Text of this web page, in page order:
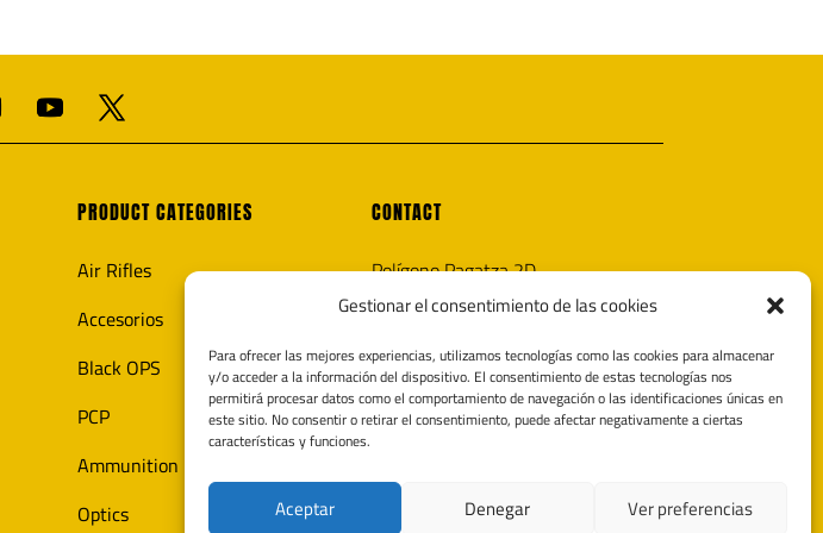
Gestionar el consentimiento de las cookies
Para ofrecer las mejores experiencias, utilizamos tecnologías como las cookies para almacenar
y/o acceder a la información del dispositivo. El consentimiento de estas tecnologías nos
permitirá procesar datos como el comportamiento de navegación o las identificaciones únicas en
este sitio. No consentir o retirar el consentimiento, puede afectar negativamente a ciertas
características y funciones.
Aceptar Denegar Ver preferencias
PRODUCT CATEGORIES
Air Rifles
Accesorios
Black OPS
PCP
Ammunition
Optics
CONTACT
Polígono Pagatza 2D
20690 Elgeta, Gipuzkoa (España)
info@noricaairguns.com
tecnica@noricaairguns.com